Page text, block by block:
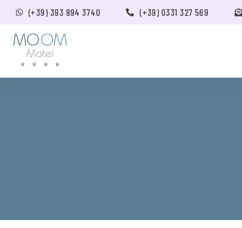
(+39) 393 894 3740 (+39) 0331 327 569